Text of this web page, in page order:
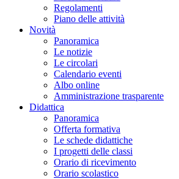
Regolamenti
Piano delle attività
Novità
Panoramica
Le notizie
Le circolari
Calendario eventi
Albo online
Amministrazione trasparente
Didattica
Panoramica
Offerta formativa
Le schede didattiche
I progetti delle classi
Orario di ricevimento
Orario scolastico